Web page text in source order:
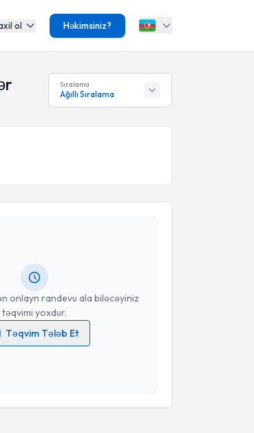
ol Həkimsiniz?
Sıralama
Ağıllı Sıralama
onlayn randevu ala biləcəyiniz
təqvimi yoxdur.
Təqvim Tələb Et
emal edilməsinə dair